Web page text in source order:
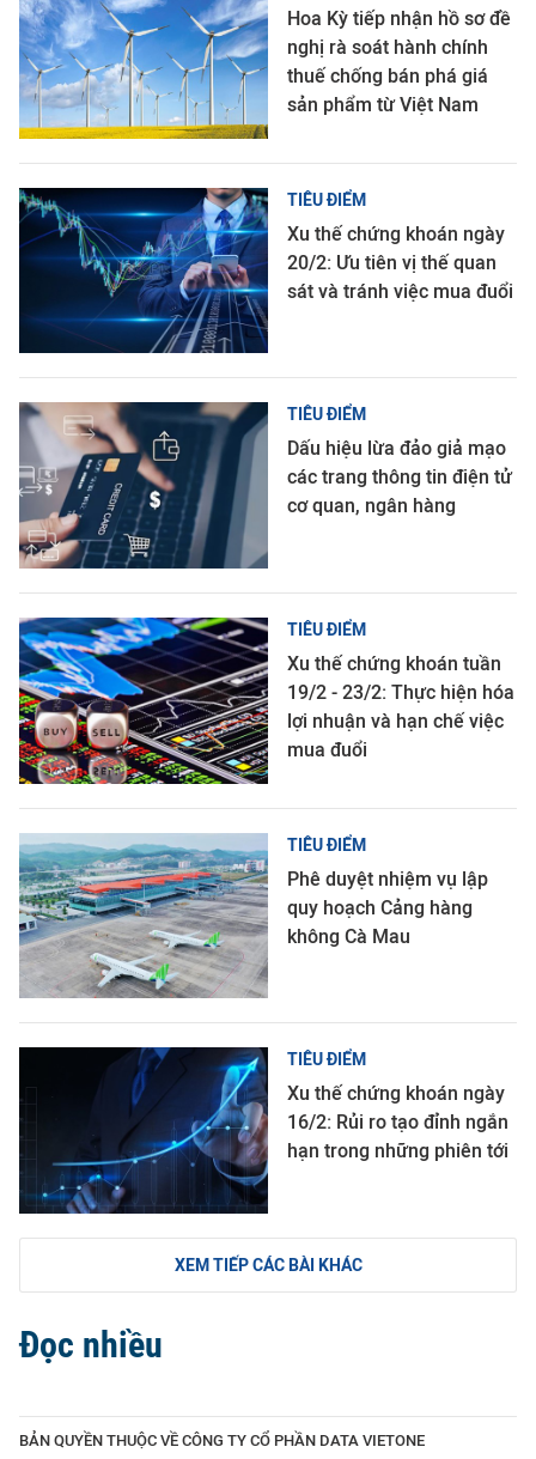
Hoa Kỳ tiếp nhận hồ sơ đề
nghị rà soát hành chính
thuế chống bán phá giá
sản phẩm từ Việt Nam
TIÊU ĐIỂM
Xu thế chứng khoán ngày
20/2: Ưu tiên vị thế quan
sát và tránh việc mua đuổi
TIÊU ĐIỂM
Dấu hiệu lừa đảo giả mạo
các trang thông tin điện tử
cơ quan, ngân hàng
TIÊU ĐIỂM
Xu thế chứng khoán tuần
19/2 - 23/2: Thực hiện hóa
lợi nhuận và hạn chế việc
mua đuổi
TIÊU ĐIỂM
Phê duyệt nhiệm vụ lập
quy hoạch Cảng hàng
không Cà Mau
TIÊU ĐIỂM
Xu thế chứng khoán ngày
16/2: Rủi ro tạo đỉnh ngắn
hạn trong những phiên tới
XEM TIẾP CÁC BÀI KHÁC
Đọc nhiều
BẢN QUYỀN THUỘC VỀ CÔNG TY CỔ PHẦN DATA VIETONE